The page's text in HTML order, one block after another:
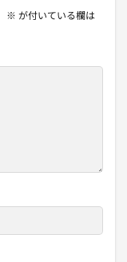
※ が付いている欄は